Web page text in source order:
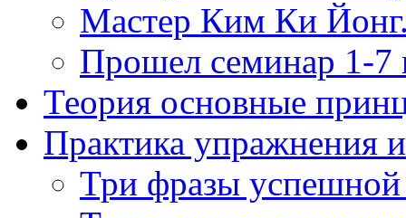
Мастер Ким Ки
Прошел семинар 1-7
Теория основные
Практика упражнения
Три фразы успешной